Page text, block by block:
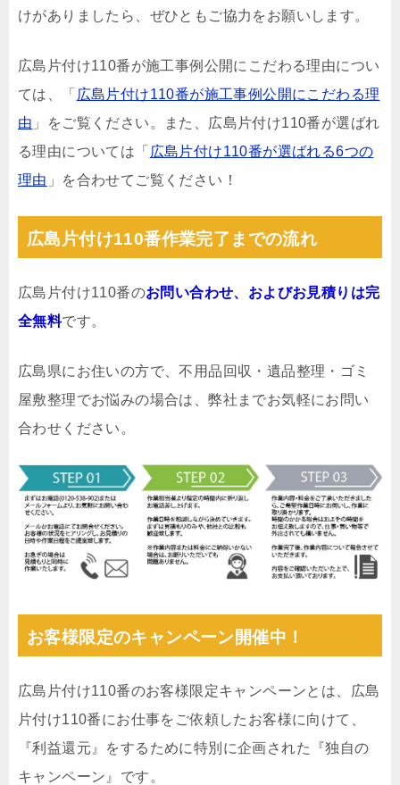
けがありましたら、ぜひともご協力をお願いします。
広島片付け110番が施工事例公開にこだわる理由につい
ては、「 広島片付け110番が施工事例公開にこだわる理
由 」をご覧ください。また、広島片付け110番が選ばれ
る理由については「 広島片付け110番が選ばれる6つの
理由 」を合わせてご覧ください！
広島片付け110番作業完了までの流れ
広島片付け110番のお問い合わせ、およびお見積りは完
全無料です。
広島県にお住いの方で、不用品回収・遺品整理・ゴミ
屋敷整理でお悩みの場合は、弊社までお気軽にお問い
合わせください。
お客様限定のキャンペーン開催中！
広島片付け110番のお客様限定キャンペーンとは、広島
片付け110番にお仕事をご依頼したお客様に向けて、
『利益還元』をするために特別に企画された『独自の
キャンペーン』です。